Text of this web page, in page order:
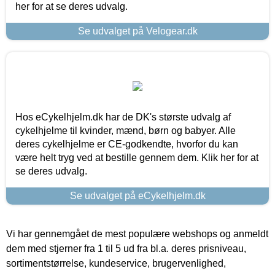
her for at se deres udvalg.
Se udvalget på Velogear.dk
Hos eCykelhjelm.dk har de DK's største udvalg af
cykelhjelme til kvinder, mænd, børn og babyer. Alle
deres cykelhjelme er CE-godkendte, hvorfor du kan
være helt tryg ved at bestille gennem dem. Klik her for at
se deres udvalg.
Se udvalget på eCykelhjelm.dk
Vi har gennemgået de mest populære webshops og anmeldt
dem med stjerner fra 1 til 5 ud fra bl.a. deres prisniveau,
sortimentstørrelse, kundeservice, brugervenlighed,